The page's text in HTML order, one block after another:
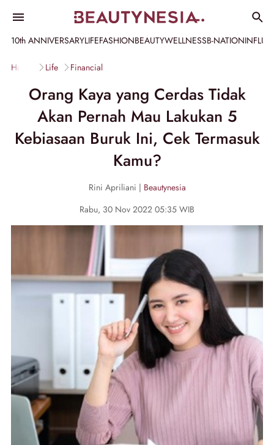
10th ANNIVERSARYLIFEFASHIONBEAUTYWELLNESSB-NATION
Home Life Financial
Orang Kaya yang Cerdas Tidak
Akan Pernah Mau Lakukan 5
Kebiasaan Buruk Ini, Cek Termasuk
Kamu?
Rini Apriliani | Beautynesia
Rabu, 30 Nov 2022 05:35 WIB